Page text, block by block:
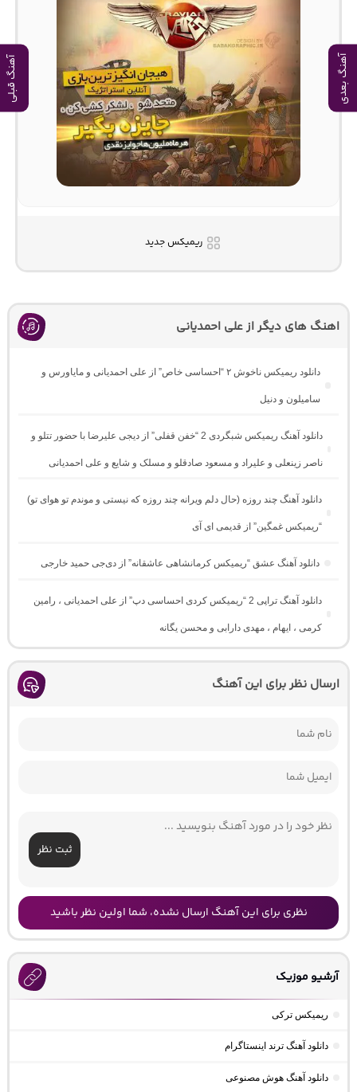
آهنگ بعدی آهنگ قبلی
ریمیکس جدید
اهنگ های دیگر از علی احمدیانی
دانلود ریمیکس ناخوش ۲ “احساسی خاص” از علی احمدیانی و مایاورس و
سامیلون و دنیل
دانلود آهنگ ریمیکس شبگردی 2 “خفن قفلی” از دیجی علیرضا با حضور تتلو و
ناصر زینعلی و علیراد و مسعود صادقلو و مسلک و شایع و علی احمدیانی
دانلود آهنگ چند روزه (حال دلم ویرانه چند روزه که نیستی و موندم تو هوای تو)
“ریمیکس غمگین” از قدیمی ای آی
دانلود آهنگ عشق “ریمیکس کرمانشاهی عاشقانه” از دی‌جی حمید خارجی
دانلود آهنگ تراپی 2 “ریمیکس کردی احساسی دپ” از علی احمدیانی ، رامین
کرمی ، ایهام ، مهدی دارابی و محسن یگانه
ارسال نظر برای این آهنگ
ثبت نظر
نظری برای این آهنگ ارسال نشده، شما اولین نظر باشید
آرشیو موزیک
ریمیکس ترکی
دانلود آهنگ ترند اینستاگرام
دانلود آهنگ هوش مصنوعی